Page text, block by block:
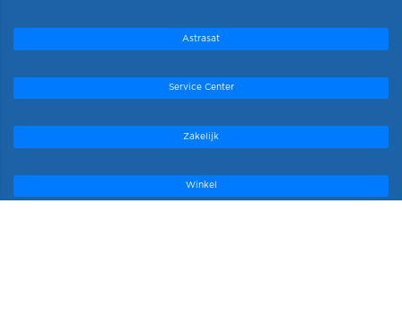
Astrasat
Service Center
Zakelijk
Winkel